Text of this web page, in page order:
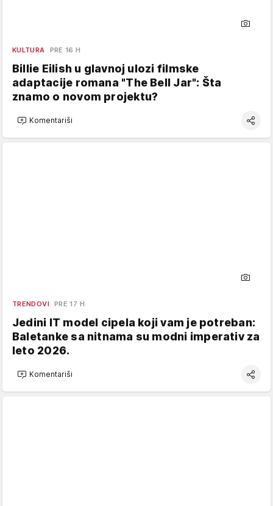
KULTURA PRE 16 H
Billie Eilish u glavnoj ulozi filmske
adaptacije romana "The Bell Jar": Šta
znamo o novom projektu?
Komentariši
TRENDOVI PRE 17 H
Jedini IT model cipela koji vam je potreban:
Baletanke sa nitnama su modni imperativ za
leto 2026.
Komentariši